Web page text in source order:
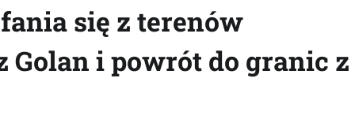
się z terenów
i powrót do granic z